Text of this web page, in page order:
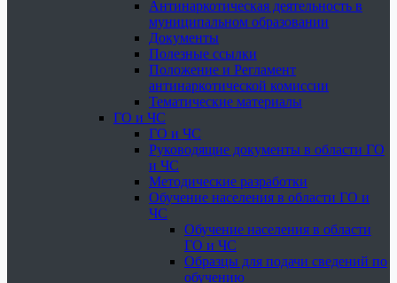
Антинаркотическая деятельность в
муниципальном образовании
Документы
Полезные ссылки
Положение и Регламент
антинаркотической комиссии
Тематические материалы
ГО и ЧС
ГО и ЧС
Руководящие документы в области ГО
и ЧС
Методические разработки
Обучение населения в области ГО и
ЧС
Обучение населения в области
ГО и ЧС
Образцы для подачи сведений по
обучению